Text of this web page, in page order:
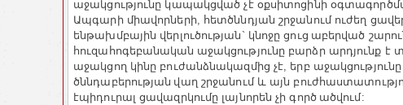
աջակցությունը կապակցված չէ օքսիտոցինի
Ապգարի միավորների, հետծննդյան շրջանում ուժեղ
ենթախմբային վերլուծության ` կնոջը ցուց աբերված
հուզահոգեբանական աջակցությունը բարձր արդյունք է
աջակցող կինը բուժանձնակազմից չէ, երբ աջակցությունը
ծննդաբերության վաղ շրջանում և այն
էպիդուրալ ցավազրկումը լայնորեն չի գործ ածվում: